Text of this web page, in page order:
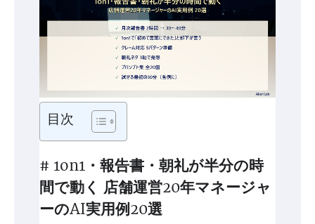
目次
# 1on1・報告書・朝礼が半分の時
間で動く 店舗運営20年マネージャ
ーのAI実用例20選